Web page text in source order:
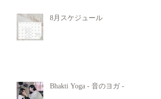
8月スケジュール
Bhakti Yoga - 音のヨガ -